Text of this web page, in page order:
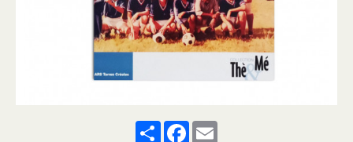
ShareFacebook
Email